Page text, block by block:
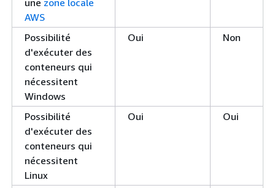
AWS
Possibilité
d'exécuter des
conteneurs qui
nécessitent
Windows
Oui Non
Possibilité
d'exécuter des
conteneurs qui
nécessitent
Linux
Oui Oui